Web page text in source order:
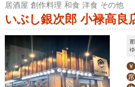
居酒屋 創作料理 和食 洋食 その他
いぶし銀次郎 小禄高良
￥
席